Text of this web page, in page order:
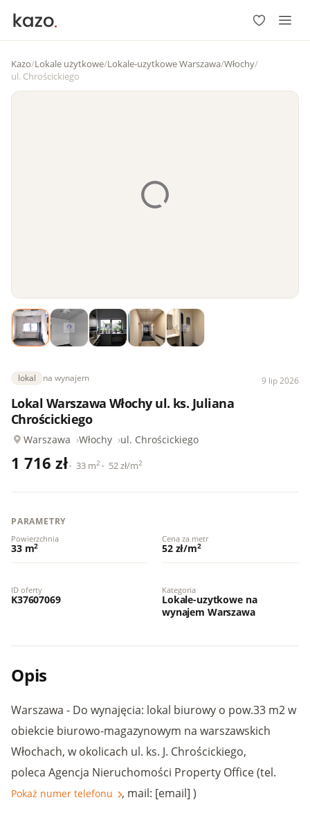
Kazo/Lokale użytkowe/Lokale-uzytkowe Warszawa/Włochy/
ul. Chrościckiego
lokal na wynajem 9 lip 2026
Lokal Warszawa Włochy ul. ks. Juliana
Chrościckiego
Warszawa Włochy ul. Chrościckiego
1 716 zł 33 m2 52 zł/m2
PARAMETRY
Powierzchnia
33 m2
Cena za metr
52 zł/m2
ID oferty
K37607069
Kategoria
Lokale-uzytkowe na
wynajem Warszawa
Opis
Warszawa - Do wynajęcia: lokal biurowy o pow.33 m2 w
obiekcie biurowo-magazynowym na warszawskich
Włochach, w okolicach ul. ks. J. Chrościckiego,
poleca Agencja Nieruchomości Property Office (tel.
Pokaż numer telefonu , mail: [email] )